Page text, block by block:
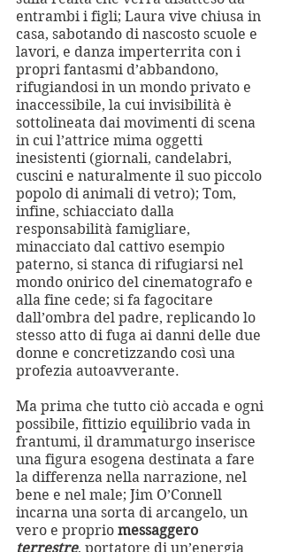
entrambi i figli; Laura vive chiusa in
casa, sabotando di nascosto scuole e
lavori, e danza imperterrita con i
propri fantasmi d’abbandono,
rifugiandosi in un mondo privato e
inaccessibile, la cui invisibilità è
sottolineata dai movimenti di scena
in cui l’attrice mima oggetti
inesistenti (giornali, candelabri,
cuscini e naturalmente il suo piccolo
popolo di animali di vetro); Tom,
infine, schiacciato dalla
responsabilità famigliare,
minacciato dal cattivo esempio
paterno, si stanca di rifugiarsi nel
mondo onirico del cinematografo e
alla fine cede; si fa fagocitare
dall’ombra del padre, replicando lo
stesso atto di fuga ai danni delle due
donne e concretizzando così una
profezia autoavverante.
Ma prima che tutto ciò accada e ogni
possibile, fittizio equilibrio vada in
frantumi, il drammaturgo inserisce
una figura esogena destinata a fare
la differenza nella narrazione, nel
bene e nel male; Jim O’Connell
incarna una sorta di arcangelo, un
vero e proprio messaggero
terrestre, portatore di un’energia